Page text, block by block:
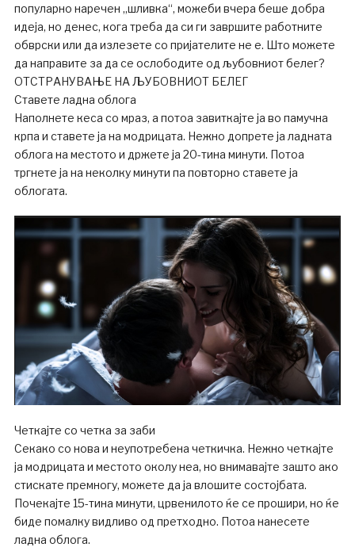
популарно наречен „шливка“, можеби вчера беше добра
идеја, но денес, кога треба да си ги завршите работните
обврски или да излезете со пријателите не е. Што можете
да направите за да се ослободите од љубовниот белег?
ОТСТРАНУВАЊЕ НА ЉУБОВНИОТ БЕЛЕГ
Ставете ладна облога
Наполнете кеса со мраз, а потоа завиткајте ја во памучна
крпа и ставете ја на модрицата. Нежно допрете ја ладната
облога на местото и држете ја 20-тина минути. Потоа
тргнете ја на неколку минути па повторно ставете ја
облогата.
Четкајте со четка за заби
Секако со нова и неупотребена четкичка. Нежно четкајте
ја модрицата и местото околу неа, но внимавајте зашто ако
стискате премногу, можете да ја влошите состојбата.
Почекајте 15-тина минути, црвенилото ќе се прошири, но ќе
биде помалку видливо од претходно. Потоа нанесете
ладна облога.